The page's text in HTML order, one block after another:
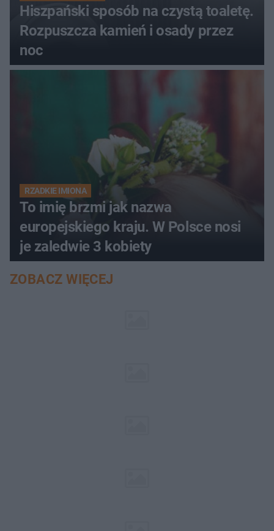
Hiszpański sposób na czystą toaletę.
Rozpuszcza kamień i osady przez
noc
RZADKIE IMIONA
To imię brzmi jak nazwa
europejskiego kraju. W Polsce nosi
je zaledwie 3 kobiety
ZOBACZ WIĘCEJ